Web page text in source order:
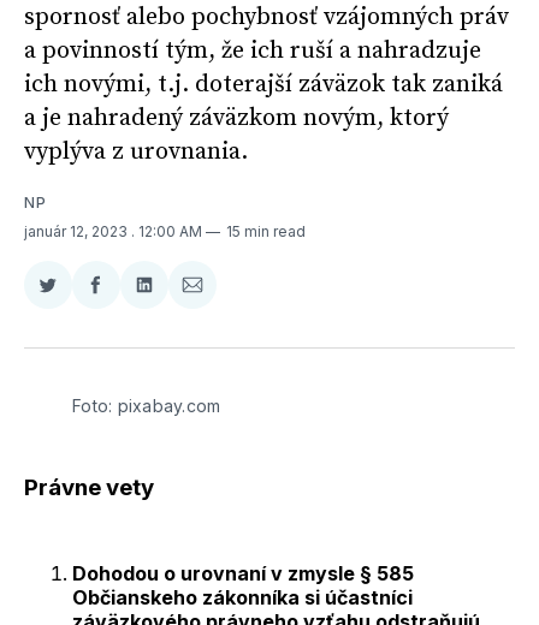
spornosť alebo pochybnosť vzájomných práv
a povinností tým, že ich ruší a nahradzuje
ich novými, t.j. doterajší záväzok tak zaniká
a je nahradený záväzkom novým, ktorý
vyplýva z urovnania.
NP
január 12, 2023 . 12:00 AM 15 min read
Zdieľať
Twitter
Zdieľať
Facebooku
Zdieľať
LinkedIne
Zdieľať
E-
Foto: pixabay.com
Právne vety
Dohodou o urovnaní v zmysle § 585
Občianskeho zákonníka si účastníci